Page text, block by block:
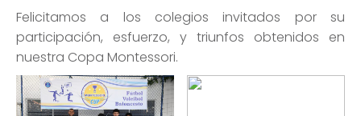
Felicitamos a los colegios invitados por su
participación, esfuerzo, y triunfos obtenidos en
nuestra Copa Montessori.